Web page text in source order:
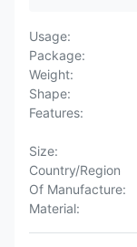
Usage:
Package:
Weight:
Shape:
Features:
Size:
Country/Region
Of Manufacture:
Material: